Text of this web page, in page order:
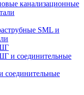
канализационные
SML и
и соединительные
соединительные